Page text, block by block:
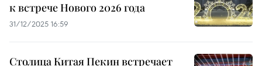
к встрече Нового 2026 года
31/12/2025 16:59
Столица Китая Пекин встречает